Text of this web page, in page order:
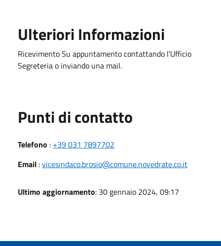
Ulteriori Informazioni
Ricevimento Su appuntamento contattando l’Ufficio
Segreteria o inviando una mail.
Punti di contatto
Telefono : +39 031 7897702
Email :vicesindaco.brosio@comune.novedrate.co.it
Ultimo aggiornamento: 30 gennaio 2024, 09:17